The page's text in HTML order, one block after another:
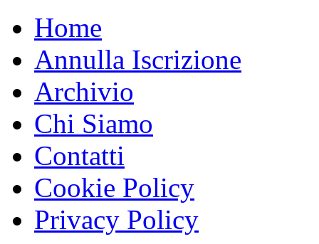
Home
Annulla Iscrizione
Archivio
Chi Siamo
Contatti
Cookie Policy
Privacy Policy